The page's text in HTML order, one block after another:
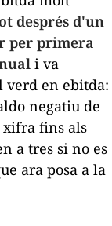
després d'un
per primera
i va
verd en ebitda:
negatiu de
xifra fins als
a tres si no es
ara posa a la